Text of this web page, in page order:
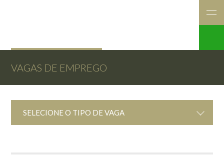
VAGAS DE EMPREGO
SELECIONE O TIPO DE VAGA